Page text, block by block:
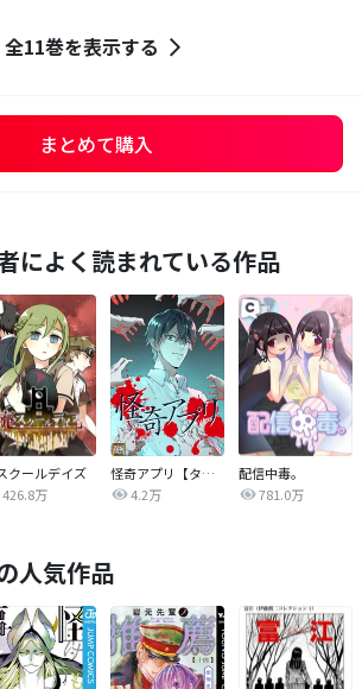
全11巻を表示する
まとめて購入
によく読まれている作品
クールデイズ
426.8万
怪奇アプリ【タテヨミ】
4.2万
配信中毒。
781.0万
人気作品